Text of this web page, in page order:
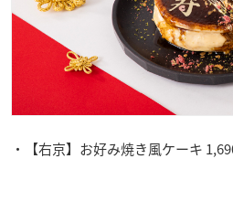
・【右京】お好み焼き風ケーキ